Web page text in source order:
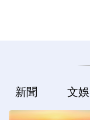
新聞 文娛